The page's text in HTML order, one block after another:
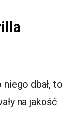
dbał, to
na jakość